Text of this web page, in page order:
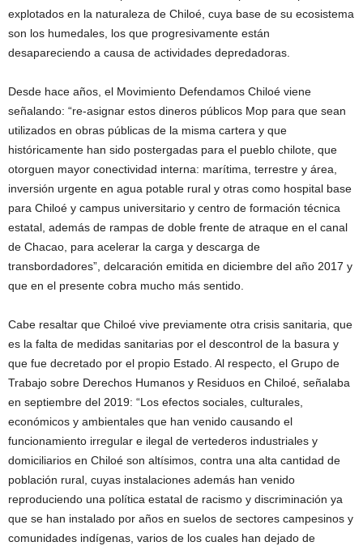
explotados en la naturaleza de Chiloé, cuya base de su ecosistema
son los humedales, los que progresivamente están
desapareciendo a causa de actividades depredadoras.
Desde hace años, el Movimiento Defendamos Chiloé viene
señalando: “re-asignar estos dineros públicos Mop para que sean
utilizados en obras públicas de la misma cartera y que
históricamente han sido postergadas para el pueblo chilote, que
otorguen mayor conectividad interna: marítima, terrestre y área,
inversión urgente en agua potable rural y otras como hospital base
para Chiloé y campus universitario y centro de formación técnica
estatal, además de rampas de doble frente de atraque en el canal
de Chacao, para acelerar la carga y descarga de
transbordadores”, delcaración emitida en diciembre del año 2017 y
que en el presente cobra mucho más sentido.
Cabe resaltar que Chiloé vive previamente otra crisis sanitaria, que
es la falta de medidas sanitarias por el descontrol de la basura y
que fue decretado por el propio Estado. Al respecto, el Grupo de
Trabajo sobre Derechos Humanos y Residuos en Chiloé, señalaba
en septiembre del 2019: “Los efectos sociales, culturales,
económicos y ambientales que han venido causando el
funcionamiento irregular e ilegal de vertederos industriales y
domiciliarios en Chiloé son altísimos, contra una alta cantidad de
población rural, cuyas instalaciones además han venido
reproduciendo una política estatal de racismo y discriminación ya
que se han instalado por años en suelos de sectores campesinos y
comunidades indígenas, varios de los cuales han dejado de